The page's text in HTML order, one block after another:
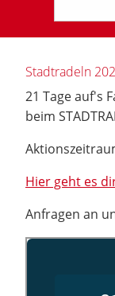
Stadtradeln
21 Tage auf's
beim
Hier geht es
Anfragen an